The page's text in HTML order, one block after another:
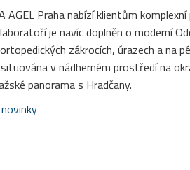
AGEL Praha nabízí klientům
je navíc doplněn o moderní
zákrocích, úrazech a na
v nádherném prostředí na
panorama s Hradčany.